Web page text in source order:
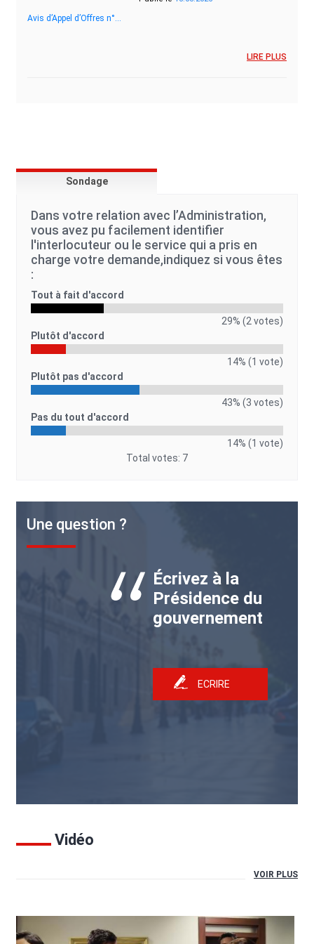
Avis d’Appel d’Offres n°…
LIRE PLUS
Sondage
Dans votre relation avec l’Administration,
vous avez pu facilement identifier
l'interlocuteur ou le service qui a pris en
charge votre demande,indiquez si vous êtes
:
Tout à fait d'accord
29% (2 votes)
Plutôt d'accord
14% (1 vote)
Plutôt pas d'accord
43% (3 votes)
Pas du tout d'accord
14% (1 vote)
Total votes: 7
Une question ?
Écrivez à la
Présidence du
gouvernement
ECRIRE
Vidéo
VOIR PLUS